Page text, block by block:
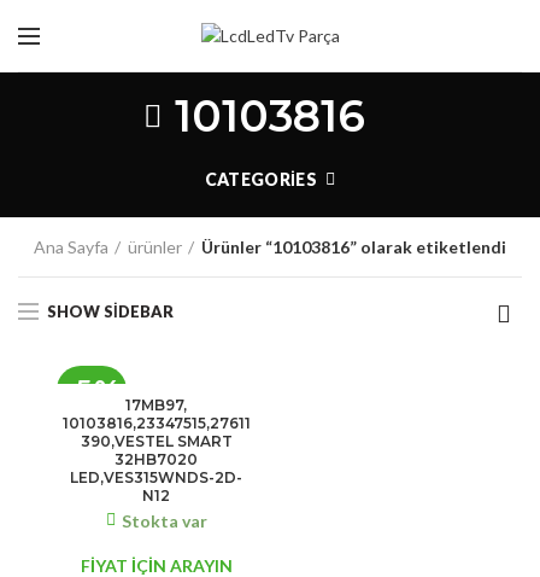
10103816
CATEGORIES
Ana Sayfa ürünler Ürünler “10103816” olarak etiketlendi
SHOW SIDEBAR
-5% 17MB97,
10103816,23347515,27611
390,VESTEL SMART
32HB7020
LED,VES315WNDS-2D-
N12
FİYAT İÇİN ARAYIN
Stokta var